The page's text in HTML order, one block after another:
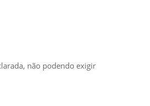
não podendo exigir